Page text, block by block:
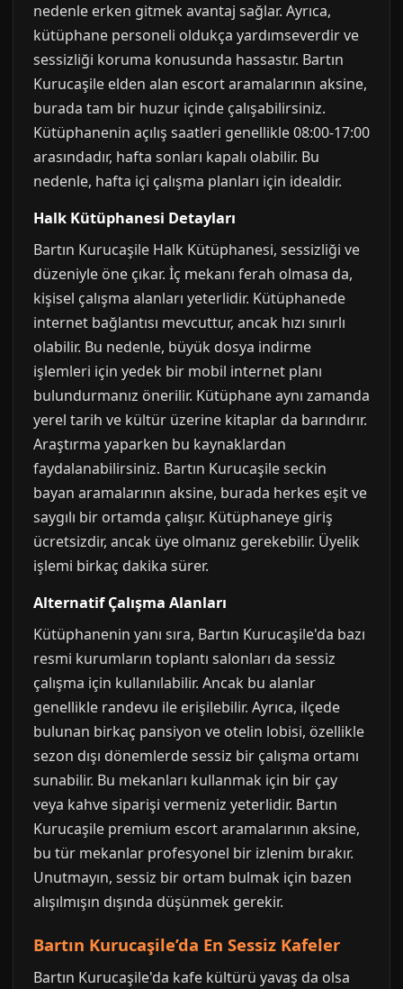
nedenle erken gitmek avantaj sağlar. Ayrıca,
kütüphane personeli oldukça yardımseverdir ve
sessizliği koruma konusunda hassastır. Bartın
Kurucaşile elden alan escort aramalarının aksine,
burada tam bir huzur içinde çalışabilirsiniz.
Kütüphanenin açılış saatleri genellikle 08:00-17:00
arasındadır, hafta sonları kapalı olabilir. Bu
nedenle, hafta içi çalışma planları için idealdir.
Halk Kütüphanesi Detayları
Bartın Kurucaşile Halk Kütüphanesi, sessizliği ve
düzeniyle öne çıkar. İç mekanı ferah olmasa da,
kişisel çalışma alanları yeterlidir. Kütüphanede
internet bağlantısı mevcuttur, ancak hızı sınırlı
olabilir. Bu nedenle, büyük dosya indirme
işlemleri için yedek bir mobil internet planı
bulundurmanız önerilir. Kütüphane aynı zamanda
yerel tarih ve kültür üzerine kitaplar da barındırır.
Araştırma yaparken bu kaynaklardan
faydalanabilirsiniz. Bartın Kurucaşile seckin
bayan aramalarının aksine, burada herkes eşit ve
saygılı bir ortamda çalışır. Kütüphaneye giriş
ücretsizdir, ancak üye olmanız gerekebilir. Üyelik
işlemi birkaç dakika sürer.
Alternatif Çalışma Alanları
Kütüphanenin yanı sıra, Bartın Kurucaşile'da bazı
resmi kurumların toplantı salonları da sessiz
çalışma için kullanılabilir. Ancak bu alanlar
genellikle randevu ile erişilebilir. Ayrıca, ilçede
bulunan birkaç pansiyon ve otelin lobisi, özellikle
sezon dışı dönemlerde sessiz bir çalışma ortamı
sunabilir. Bu mekanları kullanmak için bir çay
veya kahve siparişi vermeniz yeterlidir. Bartın
Kurucaşile premium escort aramalarının aksine,
bu tür mekanlar profesyonel bir izlenim bırakır.
Unutmayın, sessiz bir ortam bulmak için bazen
alışılmışın dışında düşünmek gerekir.
Bartın Kurucaşile’da En Sessiz Kafeler
Bartın Kurucaşile'da kafe kültürü yavaş da olsa